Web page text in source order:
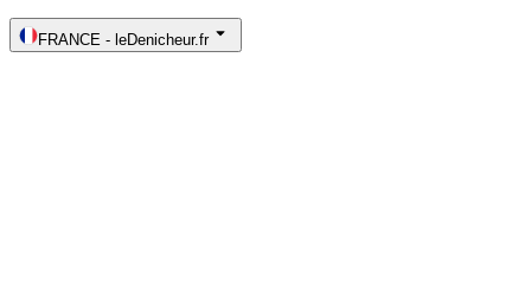
FRANCE - leDenicheur.fr